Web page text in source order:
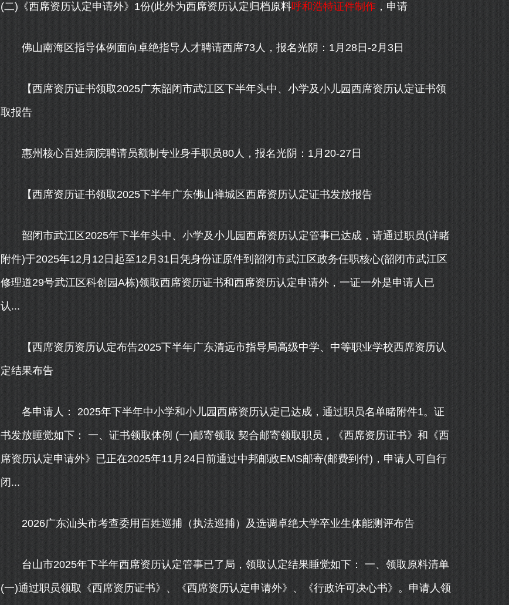
(二)《西席资历认定申请外》1份(此外为西席资历认定归档原料呼和浩特证件制作 ，申请
佛山南海区指导体例面向卓绝指导人才聘请西席73人，报名光阴：1月28日-2月3日
【西席资历证书领取2025广东韶闭市武江区下半年头中、小学及小儿园西席资历认定证书领
取报告
惠州核心百姓病院聘请员额制专业身手职员80人，报名光阴：1月20-27日
【西席资历证书领取2025下半年广东佛山禅城区西席资历认定证书发放报告
韶闭市武江区2025年下半年头中、小学及小儿园西席资历认定管事已达成，请通过职员(详睹
附件)于2025年12月12日起至12月31日凭身份证原件到韶闭市武江区政务任职核心(韶闭市武江区
修理道29号武江区科创园A栋)领取西席资历证书和西席资历认定申请外，一证一外是申请人已
认...
【西席资历资历认定布告2025下半年广东清远市指导局高级中学、中等职业学校西席资历认
定结果布告
各申请人： 2025年下半年中小学和小儿园西席资历认定已达成，通过职员名单睹附件1。证
书发放睡觉如下： 一、证书领取体例 (一)邮寄领取 契合邮寄领取职员，《西席资历证书》和《西
席资历认定申请外》已正在2025年11月24日前通过中邦邮政EMS邮寄(邮费到付)，申请人可自行
闭...
2026广东汕头市考查委用百姓巡捕（执法巡捕）及选调卓绝大学卒业生体能测评布告
台山市2025年下半年西席资历认定管事已了局，领取认定结果睡觉如下： 一、领取原料清单
(一)通过职员领取《西席资历证书》、《西席资历认定申请外》、《行政许可决心书》。申请人领